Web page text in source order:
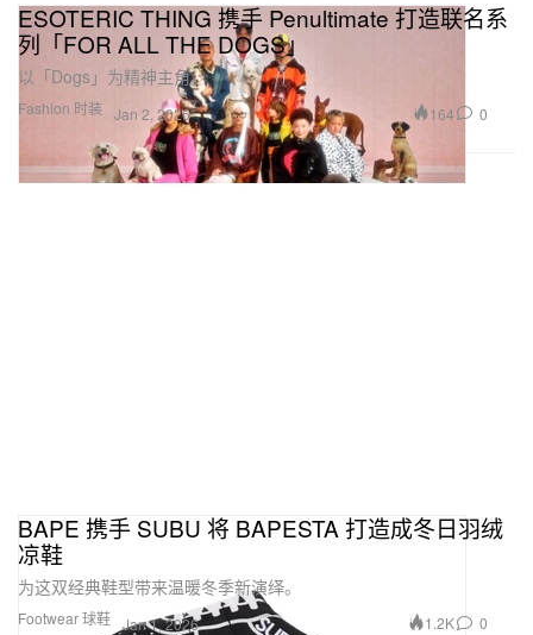
Fashion 时装
ESOTERIC THING 携手 Penultimate 打造联名系
列「FOR ALL THE DOGS」
以「Dogs」为精神主角。
Jan 2, 2026 164 0
Footwear 球鞋
BAPE 携手 SUBU 将 BAPESTA 打造成冬日羽绒
凉鞋
为这双经典鞋型带来温暖冬季新演绎。
Jan 1, 2026 1.2K 0